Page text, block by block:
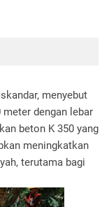
menyebut
dengan lebar
beton K 350 yang
meningkatkan
terutama bagi